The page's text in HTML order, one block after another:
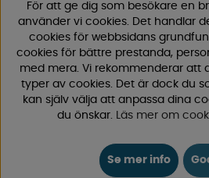
camping och fritid.
Hos oss hittar du allt från
som gör din campingupplevelse
Vi erbjuder hög kvalitet och
både online och i vår fysiska butik
För att ge dig som besökare en
använder vi cookies. Det handlar
cookies för webbsidans
cookies för bättre prestanda,
med mera. Vi rekommenderar att
typer av cookies. Det är dock du
kan själv välja att anpassa dina
du önskar. Läs mer om
Se mer info